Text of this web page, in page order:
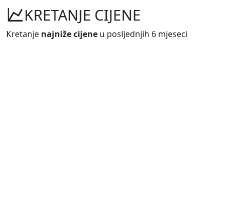
KRETANJE CIJENE
Kretanje najniže cijene u posljednjih 6 mjeseci